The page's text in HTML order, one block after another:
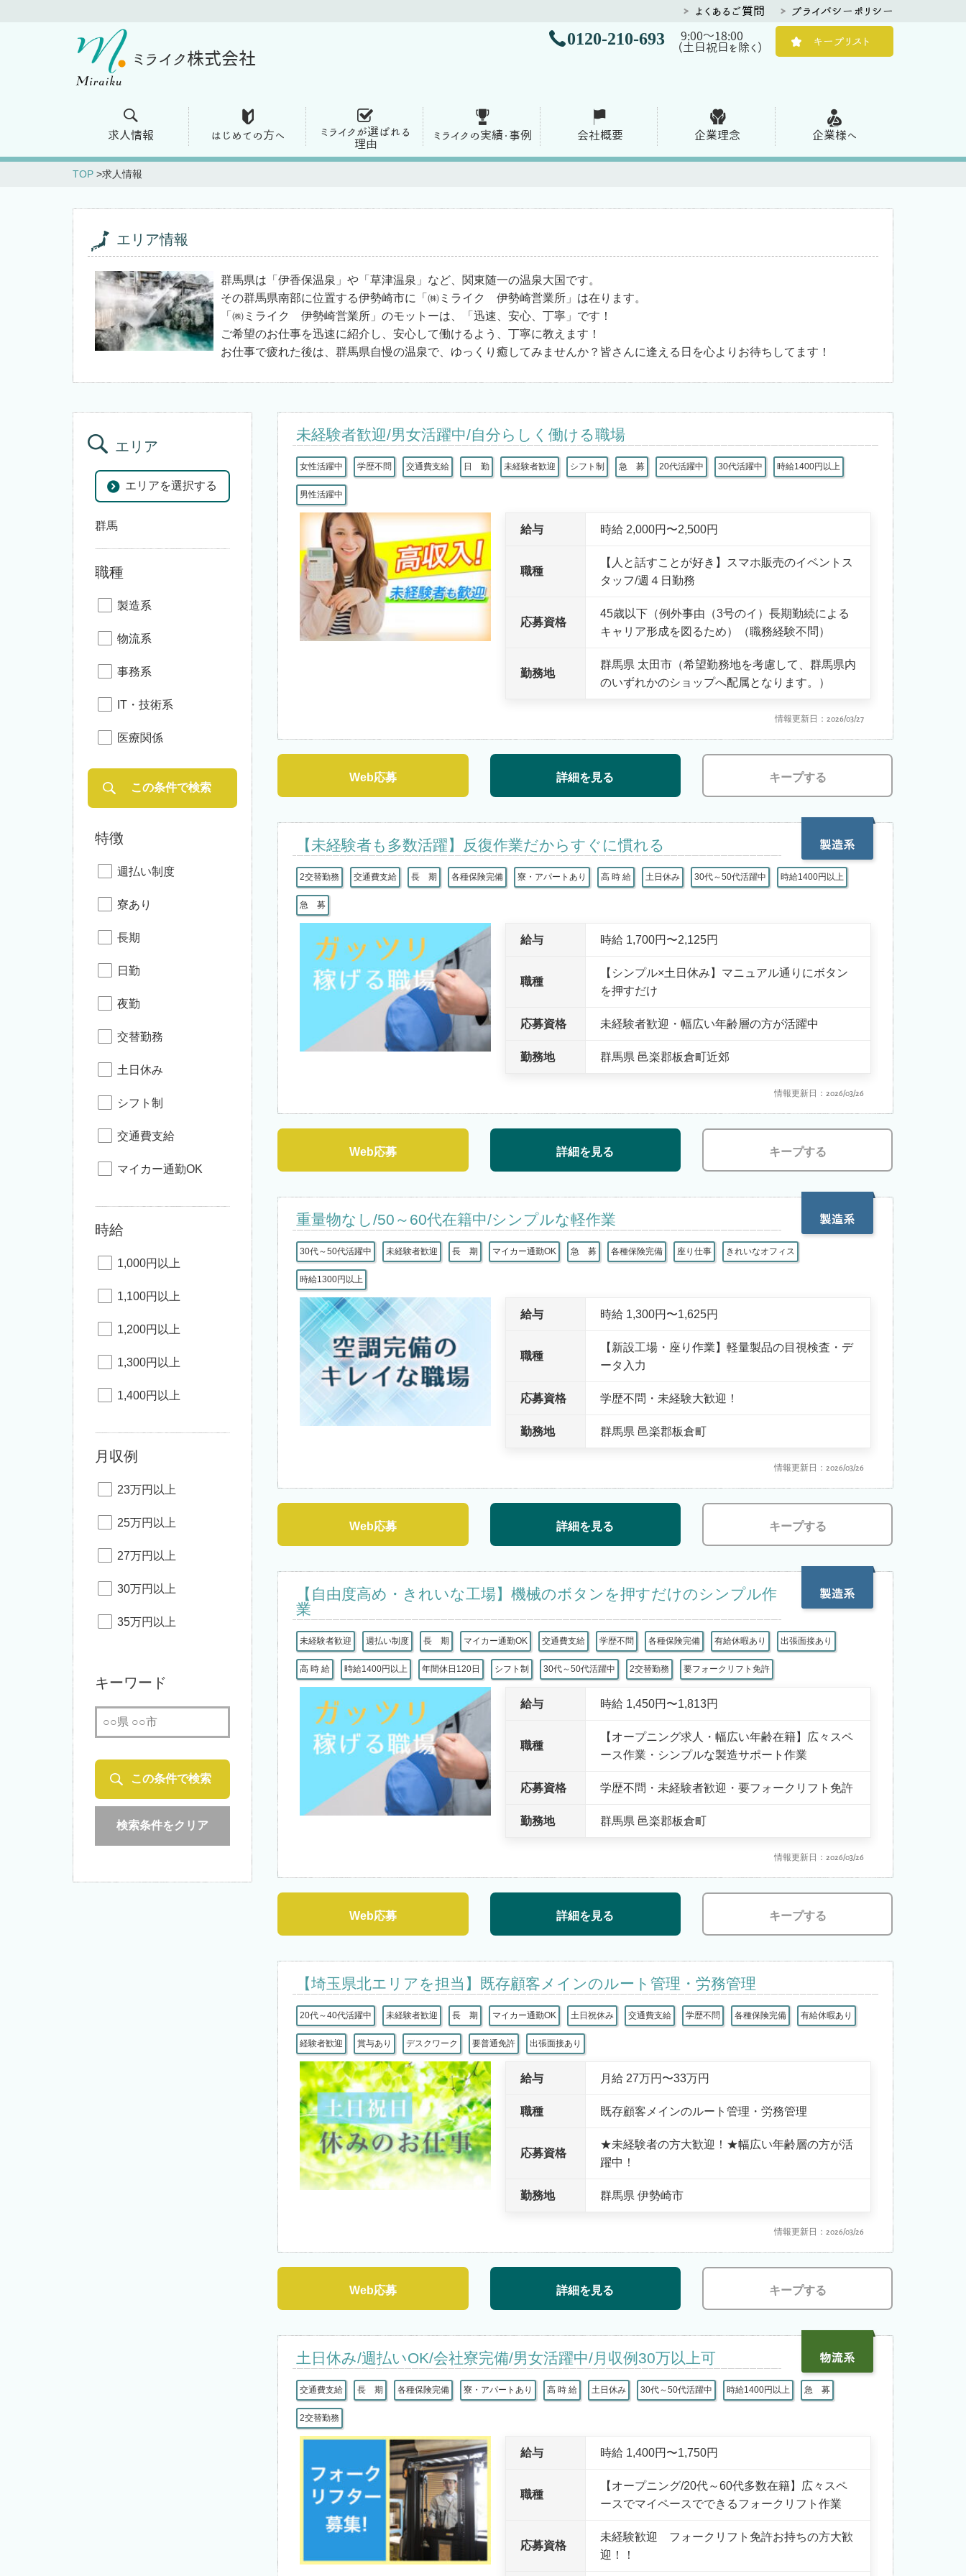
よくあるご質問 プライバシーポリシー
ミライク株式会社
0120-210-693
9:00～18:00
（土日祝日を除く）
キープリスト
求人情報 はじめての方へ
ミライクが選ばれる
理由
ミライクの実績・事例 会社概要 企業理念 企業様へ
TOP 求人情報
エリア情報
群馬県は「伊香保温泉」や「草津温泉」など、関東随一の温泉大国です。
その群馬県南部に位置する伊勢崎市に「㈱ミライク 伊勢崎営業所」は在ります。
「㈱ミライク 伊勢崎営業所」のモットーは、「迅速、安心、丁寧」です！
ご希望のお仕事を迅速に紹介し、安心して働けるよう、丁寧に教えます！
お仕事で疲れた後は、群馬県自慢の温泉で、ゆっくり癒してみませんか？皆さんに逢える日を心よりお待ちしてます！
エリア
エリアを選択する
群馬
職種
製造系
物流系
事務系
IT・技術系
医療関係
特徴
週払い制度
寮あり
長期
日勤
夜勤
交替勤務
土日休み
シフト制
交通費支給
マイカー通勤OK
時給
1,000円以上
1,100円以上
1,200円以上
1,300円以上
1,400円以上
月収例
23万円以上
25万円以上
27万円以上
30万円以上
35万円以上
キーワード
未経験者歓迎/男女活躍中/自分らしく働ける職場
女性活躍中 学歴不問 交通費支給 日 勤 未経験者歓迎 シフト制 急 募 20代活躍中 30代活躍中 時給1400円以上
男性活躍中
給与 時給 2,000円〜2,500円
職種
【人と話すことが好き】スマホ販売のイベントス
タッフ/週４日勤務
応募資格
45歳以下（例外事由（3号のイ）長期勤続による
キャリア形成を図るため）（職務経験不問）
勤務地
群馬県 太田市（希望勤務地を考慮して、群馬県内
のいずれかのショップへ配属となります。）
情報更新日：2026/03/27
Web応募 詳細を見る キープする
【未経験者も多数活躍】反復作業だからすぐに慣れる
2交替勤務 交通費支給 長 期 各種保険完備 寮・アパートあり 高 時 給 土日休み 30代～50代活躍中 時給1400円以上
急 募
給与 時給 1,700円〜2,125円
職種
【シンプル×土日休み】マニュアル通りにボタン
を押すだけ
応募資格 未経験者歓迎・幅広い年齢層の方が活躍中
勤務地 群馬県 邑楽郡板倉町近郊
情報更新日：2026/03/26
Web応募 詳細を見る キープする
重量物なし/50～60代在籍中/シンプルな軽作業
30代～50代活躍中 未経験者歓迎 長 期 マイカー通勤OK 急 募 各種保険完備 座り仕事 きれいなオフィス
時給1300円以上
給与 時給 1,300円〜1,625円
職種
【新設工場・座り作業】軽量製品の目視検査・デ
ータ入力
応募資格 学歴不問・未経験大歓迎！
勤務地 群馬県 邑楽郡板倉町
情報更新日：2026/03/26
Web応募 詳細を見る キープする
【自由度高め・きれいな工場】機械のボタンを押すだけのシンプル作
業
未経験者歓迎 週払い制度 長 期 マイカー通勤OK 交通費支給 学歴不問 各種保険完備 有給休暇あり 出張面接あり
高 時 給 時給1400円以上 年間休日120日 シフト制 30代～50代活躍中 2交替勤務 要フォークリフト免許
給与 時給 1,450円〜1,813円
職種
【オープニング求人・幅広い年齢在籍】広々スペ
ース作業・シンプルな製造サポート作業
応募資格 学歴不問・未経験者歓迎・要フォークリフト免許
勤務地 群馬県 邑楽郡板倉町
情報更新日：2026/03/26
Web応募 詳細を見る キープする
【埼玉県北エリアを担当】既存顧客メインのルート管理・労務管理
20代～40代活躍中 未経験者歓迎 長 期 マイカー通勤OK 土日祝休み 交通費支給 学歴不問 各種保険完備 有給休暇あり
経験者歓迎 賞与あり デスクワーク 要普通免許 出張面接あり
給与 月給 27万円〜33万円
職種 既存顧客メインのルート管理・労務管理
応募資格
★未経験者の方大歓迎！★幅広い年齢層の方が活
躍中！
勤務地 群馬県 伊勢崎市
情報更新日：2026/03/26
Web応募 詳細を見る キープする
土日休み/週払いOK/会社寮完備/男女活躍中/月収例30万以上可
交通費支給 長 期 各種保険完備 寮・アパートあり 高 時 給 土日休み 30代～50代活躍中 時給1400円以上 急 募
2交替勤務
給与 時給 1,400円〜1,750円
職種
【オープニング/20代～60代多数在籍】広々スペ
ースでマイペースでできるフォークリフト作業
応募資格
未経験歓迎 フォークリフト免許お持ちの方大歓
迎！！